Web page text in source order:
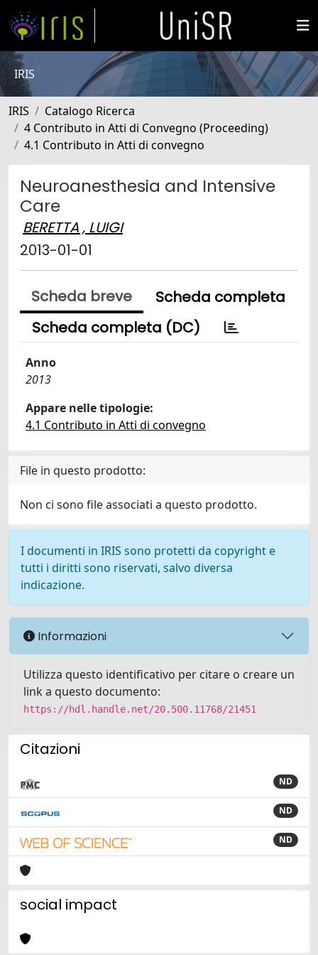
IRIS
IRIS
Catalogo Ricerca
4 Contributo in Atti di Convegno (Proceeding)
4.1 Contributo in Atti di convegno
Neuroanesthesia and Intensive
Care
BERETTA , LUIGI
2013-01-01
Scheda breve
Scheda completa
Scheda completa (DC)
Anno
2013
Appare nelle tipologie:
4.1 Contributo in Atti di convegno
File in questo prodotto:
Non ci sono file associati a questo prodotto.
I documenti in IRIS sono protetti da copyright e
tutti i diritti sono riservati, salvo diversa
indicazione.
Informazioni
Utilizza questo identificativo per citare o creare un
link a questo documento:
https://hdl.handle.net/20.500.11768/21451
Citazioni
ND
ND
ND
social impact